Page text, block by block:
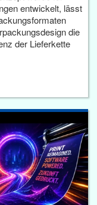
entwickelt, lässt
die
der Lieferkette